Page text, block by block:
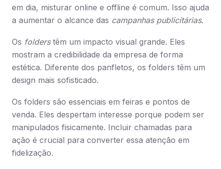
em dia, misturar online e offline é comum. Isso ajuda
a aumentar o alcance das campanhas publicitárias.
Os folderstêm um impacto visual grande. Eles
mostram a credibilidade da empresa de forma
estética. Diferente dos panfletos, os folders têm um
design mais sofisticado.
Os folders são essenciais em feiras e pontos de
venda. Eles despertam interesse porque podem ser
manipulados fisicamente. Incluir chamadas para
ação é crucial para converter essa atenção em
fidelização.